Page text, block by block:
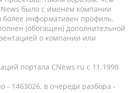
было с именем компании
более информативен профиль.
(обогащен) дополнительной
о компании или
портала CNews.ru c 11.1998
- 1463026, в очереди разбора -